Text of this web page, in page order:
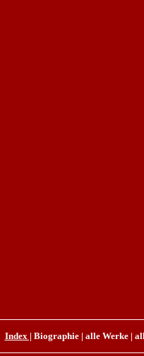
Index | Biographie| alle Werke|